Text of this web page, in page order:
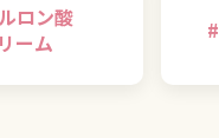
ロン酸
ーム
#